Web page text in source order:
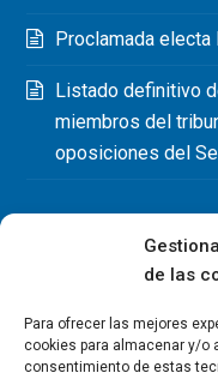
de las
Para ofrecer las mejores
cookies para almacenar y/o
consentimiento de estas
Proclamada electa
Listado definitivo
miembros del
oposiciones del